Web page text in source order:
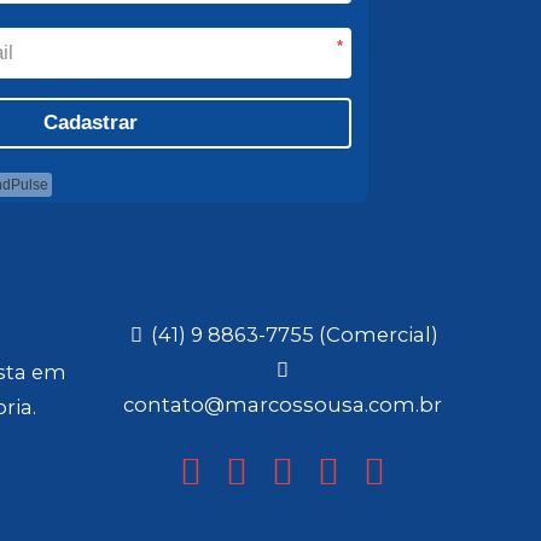
*
Cadastrar
em
(41) 9 8863-7755 (Comercial)
contato@marcossousa.com.br